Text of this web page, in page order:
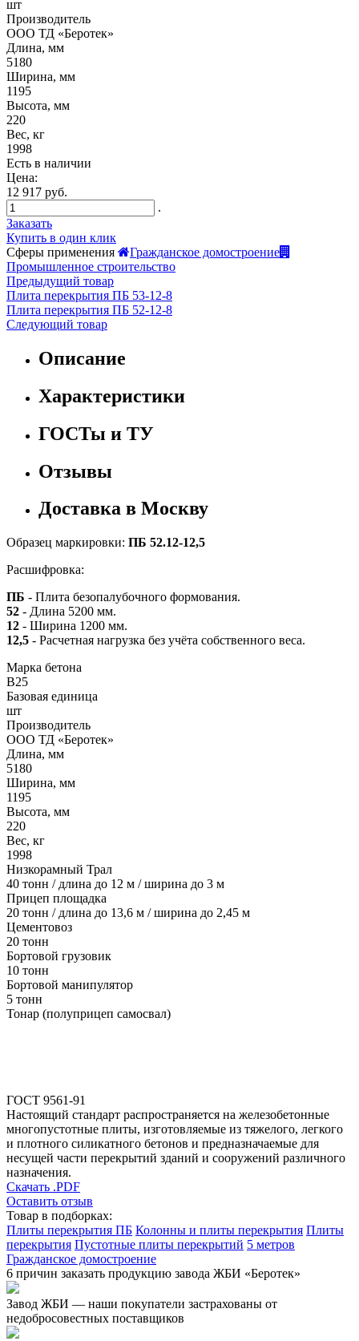
шт
Производитель
ООО ТД «Беротек»
Длина, мм
5180
Ширина, мм
1195
Высота, мм
220
Вес, кг
1998
Есть в наличии
Цена:
12 917 руб.
.
Заказать
Купить в один клик
Сферы применения
Гражданское домостроение
Промышленное строительство
Предыдущий товар
Плита перекрытия ПБ 53-12-8
Плита перекрытия ПБ 52-12-8
Следующий товар
Описание
Характеристики
ГОСТы и ТУ
Отзывы
Доставка в Москву
Образец маркировки: ПБ 52.12-12,5
Расшифровка:
ПБ - Плита безопалубочного формования.
52 - Длина 5200 мм.
12 - Ширина 1200 мм.
12,5 - Расчетная нагрузка без учёта собственного веса.
Марка бетона
B25
Базовая единица
шт
Производитель
ООО ТД «Беротек»
Длина, мм
5180
Ширина, мм
1195
Высота, мм
220
Вес, кг
1998
Низкорамный Трал
40 тонн / длина до 12 м / ширина до 3 м
Прицеп площадка
20 тонн / длина до 13,6 м / ширина до 2,45 м
Цементовоз
20 тонн
Бортовой грузовик
10 тонн
Бортовой манипулятор
5 тонн
Тонар (полуприцеп самосвал)
ГОСТ 9561-91
Настоящий стандарт распространяется на железобетонные
многопустотные плиты, изготовляемые из тяжелого, легкого
и плотного силикатного бетонов и предназначаемые для
несущей части перекрытий зданий и сооружений различного
назначения.
Скачать .PDF
Оставить отзыв
Товар в подборках:
Плиты перекрытия ПБ Колонны и плиты перекрытия Плиты
перекрытия Пустотные плиты перекрытий 5 метров
Гражданское домостроение
6 причин заказать продукцию завода ЖБИ «Беротек»
Завод ЖБИ — наши покупатели застрахованы от
недобросовестных поставщиков